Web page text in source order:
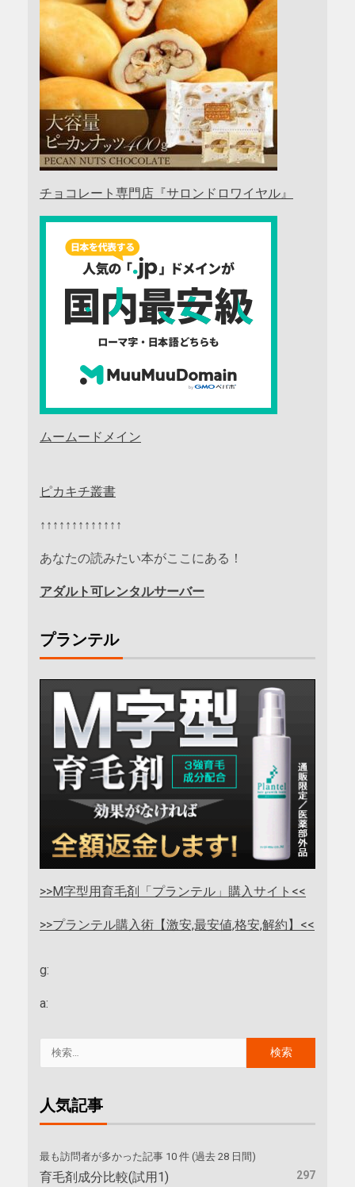
チョコレート専門店『サロンドロワイヤル』
ムームードメイン
ピカキチ叢書
↑↑↑↑↑↑↑↑↑↑↑↑↑
あなたの読みたい本がここにある！
アダルト可レンタルサーバー
プランテル
>>M字型用育毛剤「プランテル」購入サイト<<
>>プランテル購入術【激安,最安値,格安,解約】<<
g:
a:
人気記事
最も訪問者が多かった記事 10 件 (過去 28 日間)
育毛剤成分比較(試用1) 297